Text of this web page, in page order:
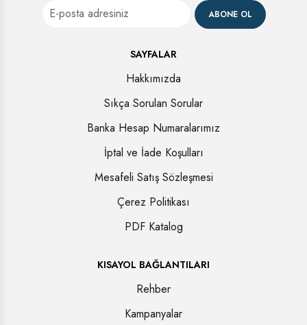
ABONE OL
SAYFALAR
Hakkımızda
Sıkça Sorulan Sorular
Banka Hesap Numaralarımız
İptal ve İade Koşulları
Mesafeli Satış Sözleşmesi
Çerez Politikası
PDF Katalog
KISAYOL BAĞLANTILARI
Rehber
Kampanyalar